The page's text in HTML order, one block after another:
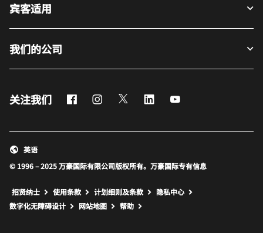
宾客适用
我们的公司
关注我们 FacebookInstagram
Twitter LinkedIn
© 1996 – 2025 万豪国际有限公司版权所有。万豪国际专有信息
英语
招贤纳士 使用条款 计划细则及条款
隐私中心
数字化无障碍设计
网站地图 打开新窗口
帮助